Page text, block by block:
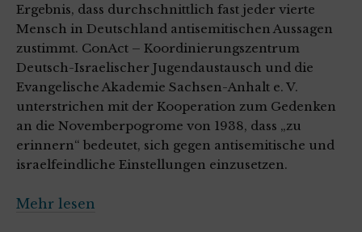
Ergebnis, dass durchschnittlich fast jeder vierte
Mensch in Deutschland antisemitischen Aussagen
zustimmt. ConAct – Koordinierungszentrum
Deutsch-Israelischer Jugendaustausch und die
Evangelische Akademie Sachsen-Anhalt e. V.
unterstrichen mit der Kooperation zum Gedenken
an die Novemberpogrome von 1938, dass „zu
erinnern“ bedeutet, sich gegen antisemitische und
israelfeindliche Einstellungen einzusetzen.
Mehr lesen